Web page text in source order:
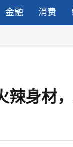
金融 消费
辣身材